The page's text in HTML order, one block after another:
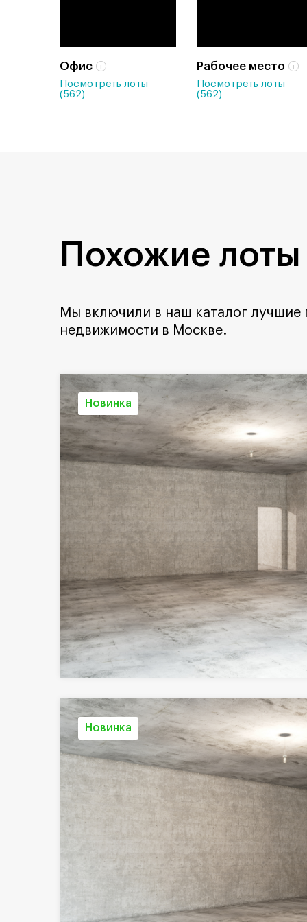
Офис
Посмотреть лоты
(562)
Рабочее место
Посмотреть лоты
(562)
Похожие лоты
Мы включили в наш каталог
недвижимости в Москве.
Новинка
Новинка